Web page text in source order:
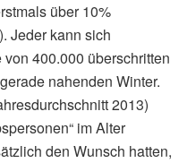
über 10%
Jeder kann sich
400.000 überschritten
nahenden Winter.
2013)
im Alter
den Wunsch hatten,